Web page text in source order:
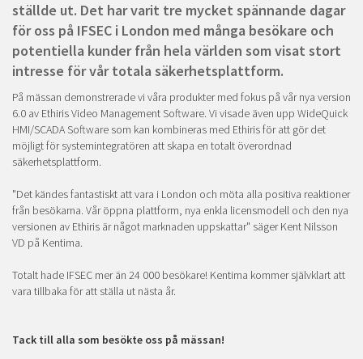
ställde ut. Det har varit tre mycket spännande dagar
för oss på IFSEC i London med många besökare och
potentiella kunder från hela världen som visat stort
intresse för vår totala säkerhetsplattform.
På mässan demonstrerade vi våra produkter med fokus på vår nya version
6.0 av Ethiris Video Management Software. Vi visade även upp WideQuick
HMI/SCADA Software som kan kombineras med Ethiris för att gör det
möjligt för systemintegratören att skapa en totalt överordnad
säkerhetsplattform.
"Det kändes fantastiskt att vara i London och möta alla positiva reaktioner
från besökarna. Vår öppna plattform, nya enkla licensmodell och den nya
versionen av Ethiris är något marknaden uppskattar" säger Kent Nilsson
VD på Kentima.
Totalt hade IFSEC mer än 24 000 besökare! Kentima kommer självklart att
vara tillbaka för att ställa ut nästa år.
Tack till alla som besökte oss på mässan!